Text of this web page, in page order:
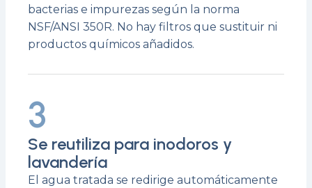
bacterias e impurezas según la norma
NSF/ANSI 350R. No hay filtros que sustituir ni
productos químicos añadidos.
3
Se reutiliza para inodoros y
lavandería
El agua tratada se redirige automáticamente